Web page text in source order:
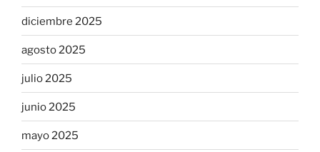
diciembre 2025
agosto 2025
julio 2025
junio 2025
mayo 2025